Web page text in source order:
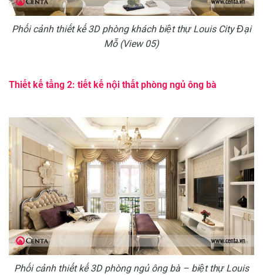
Phối cảnh thiết kế 3D phòng khách biệt thự Louis City Đại
Mỗ (View 05)
Thiết kế tầng 2: tiết kế nội thất phòng ngủ ông bà
Phối cảnh thiết kế 3D phòng ngủ ông bà – biệt thự Louis